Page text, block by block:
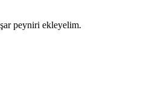
peyniri ekleyelim.